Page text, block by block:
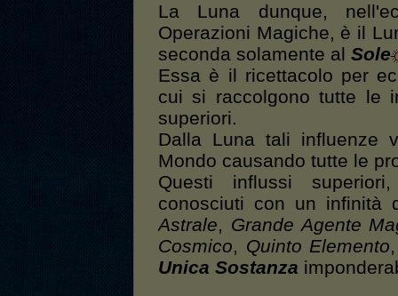
La Luna dunque,
Operazioni Magiche, è il
seconda solamente al Sole
Essa è il ricettacolo per
cui si raccolgono tutte le
superiori.
Dalla Luna tali influenze
Mondo causando tutte le
Questi influssi
conosciuti con un infinità
Astrale, Grande Agente
Cosmico, Quinto Elemento
Unica Sostanza